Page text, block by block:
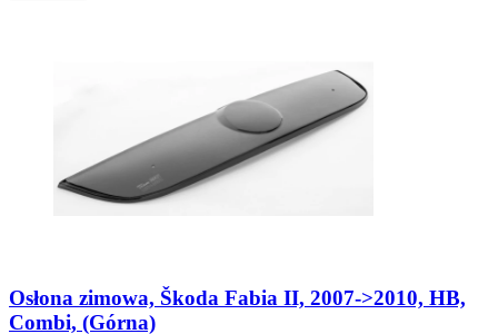
Osłona zimowa, Škoda Fabia II, 2007->2010, HB,
Combi, (Górna)